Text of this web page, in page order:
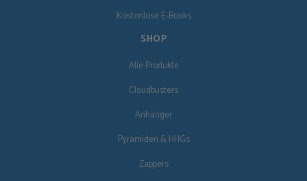
Kostenlose E-Books
SHOP
Alle Produkte
Cloudbusters
Anhänger
Pyramiden & HHGs
Zappers